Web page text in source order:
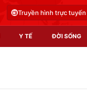
Truyền hình trực tuyến
Y TẾ ĐỜI SỐNG